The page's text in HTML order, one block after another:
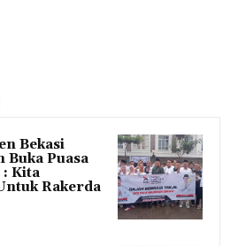
Bekasi
Buka Puasa
: Kita
Rakerda